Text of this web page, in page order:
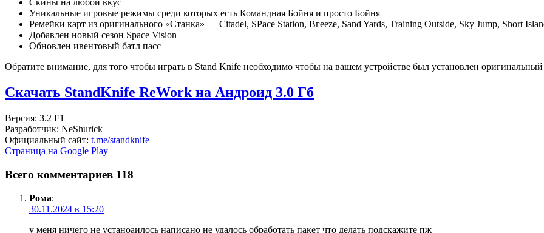
Скины на любой вкус
Уникальные игровые режимы среди которых есть Командная Бойня и просто Бойня
Ремейки карт из оригинального «Станка» — Citadel, SPace Station, Вгееze, Sand Yards, Training Outside, Sky Jump, Short
Добавлен новый сезон Space Vision
Обновлен ивентовый батл пасс
Обратите внимание, для того чтобы играть в Stand Knife необходимо чтобы на вашем устройстве был установлен оригинальный
Скачать StandKnife ReWork на Андроид 3.0 Гб
Версия: 3.2 F1
Разработчик: NeShurick
Официальный сайт: t.me/standknife
Страница на Google Play
Всего комментариев 118
Рома:
30.11.2024 в 15:20
у меня ничего не устаноаилось написано не удалось обработать пакет что делать подскажите пж